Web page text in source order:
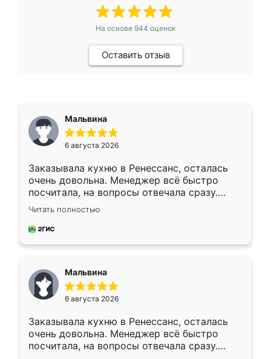
На основе 944 оценок
Оставить отзыв
Мальвина
6 августа 2026
Заказывала кухню в Ренессанс, осталась
очень довольна. Менеджер всё быстро
посчитала, на вопросы отвечала сразу.
Замерщик приехал в субботу, подошёл к
делу со всей ответственностью. Собрали
за день, ребята работали аккуратно, даже
Читать полностью
Мальвина
6 августа 2026
Заказывала кухню в Ренессанс, осталась
очень довольна. Менеджер всё быстро
посчитала, на вопросы отвечала сразу.